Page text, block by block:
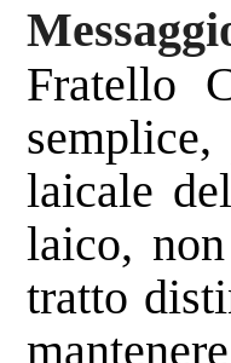
Fratello
laicale
laico,
tratto